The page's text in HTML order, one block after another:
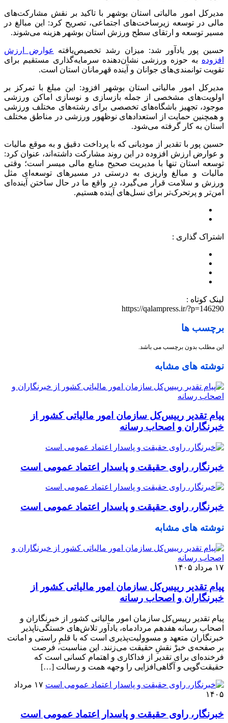
مدیرکل امور مالیاتی استان بوشهر با تاکید بر نقش مشارکت‌های
مالی در توسعه زیرساخت‌های اجتماعی، تصریح کرد: این مبالغ در
مسیر توسعه و ارتقای سطح ورزش استان بوشهر هزینه می‌شوند.
حسین پور یادآور شد: میزان رشد تخصیص‌یافته عوارض ارزش
افزوده
به حوزه ورزشی نشان‌‎دهنده سرمایه‌گذاری مستقیم برای
تقویت توانمندی‌های جوانان و آینده‌ قهرمانان استان است.
مدیرکل امور مالیاتی استان بوشهر افزود: این مبلغ با تمرکز بر
اولویت‌های مشخصی از جمله بازسازی و نوسازی اماکن ورزشی
موجود، تجهیز باشگاه‌های تخصصی برای رشته‌های مختلف ورزشی
و همچنین حمایت از استعدادهای نوظهور ورزشی در مناطق مختلف
استان به کار گرفته می‌شود.
حسین پور با تقدیر از مودیانی که با پرداخت دقیق و به موقع مالیات
و عوارض ارزش افزوده در این روند مشارکت داشته‌اند، عنوان کرد:
توسعه استان تنها با مدیریت صحیح منابع مالی میسر است؛ وقتی
مالیات و مبالغ واریزی به درستی در مسیرهای توسعه‌ای مثل
ورزش و سلامت قرار می‌گیرد، در واقع ما در حال ساختن آینده‌ای
امن‌تر و پرتحرک‌تر برای نسل‌های آینده هستیم.
اشتراک گذاری :
لینک کوتاه :
https://qalampress.ir/?p=146290
برچسب ها
این مطلب بدون برچسب می باشد.
نوشته های مشابه
پیام تقدیر رییس‌کل سازمان امور مالیاتی کشور از
خبرنگاران و اصحاب رسانه
خبرنگار، راوی حقیقت و پاسدار اعتماد عمومی است
خبرنگار، راوی حقیقت و پاسدار اعتماد عمومی است
نوشته های مشابه
۱۷ مرداد ۱۴۰۵
پیام تقدیر رییس‌کل سازمان امور مالیاتی کشور از
خبرنگاران و اصحاب رسانه
پیام تقدیر رییس‌کل سازمان امور مالیاتی کشور از خبرنگاران و
اصحاب رسانه هفدهم مردادماه، یادآور تلاش‌‏های خستگی‌‏ناپذیر
خبرنگاران متعهد و مسوولیت‌پذیری است که با قلمِ راستی و امانت
بر صفحه‌ی خبرْ نقشِ حقیقت می‌‏زنند. این مناسبت، فرصت
فرخنده‌ای برای تقدیر از فداکاری و اهتمام کسانی است که
حقیقت‏‌گویی و آگاهی‌افزایی را وجهه همت و رسالت […]
۱۷ مرداد
۱۴۰۵
خبرنگار، راوی حقیقت و پاسدار اعتماد عمومی است